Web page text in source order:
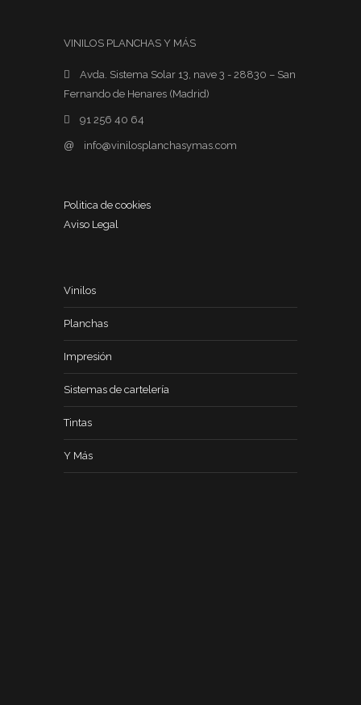
VINILOS PLANCHAS Y MÁS
Avda. Sistema Solar 13, nave 3 - 28830 – San
Fernando de Henares (Madrid)
91 256 40 64
@ info@vinilosplanchasymas.com
Politica de cookies
Aviso Legal
Vinilos
Planchas
Impresión
Sistemas de cartelería
Tintas
Y Más